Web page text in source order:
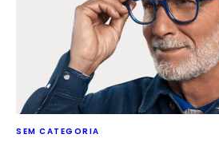
SEM CATEGORIA